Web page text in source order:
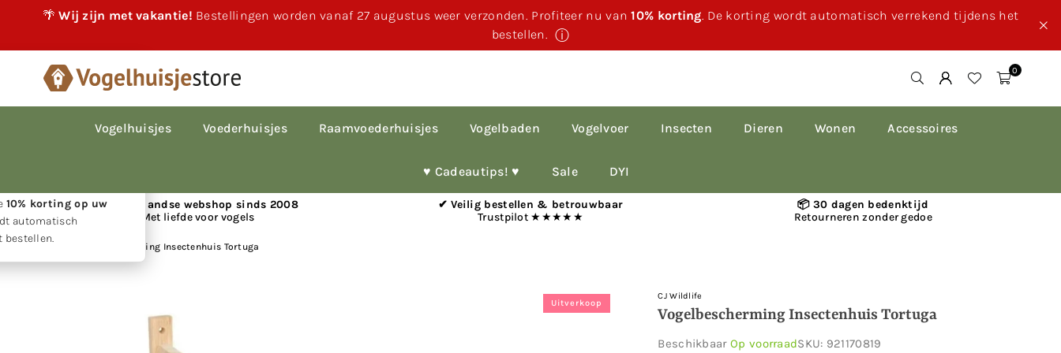
🌴Wij zijn met vakantie! Bestellingen worden vanaf 27 augustus weer verzonden. Profiteer nu van10% korting. De korting wordt automatisch verrekend tijdens het
bestellen. ⓘ
×
gewoon
bestellingen worden
10% korting op uw
automatisch
bestellen.
0
Vogelhuisjes Voederhuisjes Raamvoederhuisjes Vogelbaden Vogelvoer Insecten Dieren Wonen Accessoires
♥︎ Cadeautips! ♥︎ Sale DYI
📍 Nederlandse webshop sinds 2008
Met liefde voor vogels
✔ Veilig bestellen & betrouwbaar
Trustpilot ★★★★★
📦 30 dagen bedenktijd
Retourneren zonder gedoe
Vogelbescherming Insectenhuis Tortuga
Uitverkoop
CJ Wildlife
Vogelbescherming Insectenhuis Tortuga
Beschikbaar Op voorraadSKU: 921170819